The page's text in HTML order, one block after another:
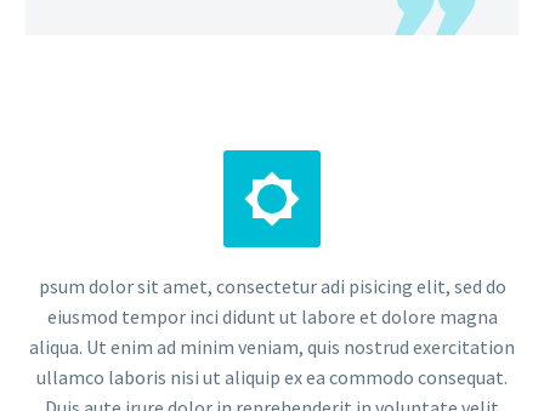


psum dolor sit amet, consectetur adi pisicing elit, sed do
eiusmod tempor inci didunt ut labore et dolore magna
aliqua. Ut enim ad minim veniam, quis nostrud exercitation
ullamco laboris nisi ut aliquip ex ea commodo consequat.